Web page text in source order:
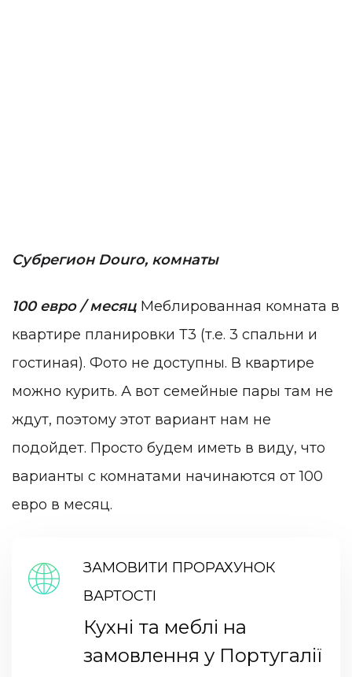
Субрегион Douro, комнаты
100 евро / месяц Меблированная комната в
квартире планировки Т3 (т.е. 3 спальни и
гостиная). Фото не доступны. В квартире
можно курить. А вот семейные пары там не
ждут, поэтому этот вариант нам не
подойдет. Просто будем иметь в виду, что
варианты с комнатами начинаются от 100
евро в месяц.
ЗАМОВИТИ ПРОРАХУНОК
ВАРТОСТІ
Кухні та меблі на
замовлення у Португалії